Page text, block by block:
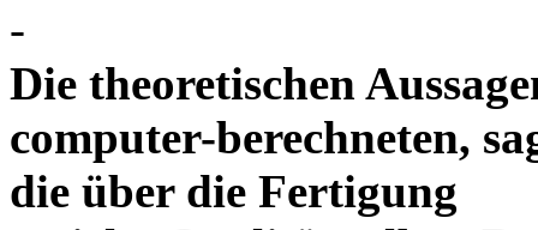
-
Die theoretischen
computer-berechneten,
die über die Fertigung